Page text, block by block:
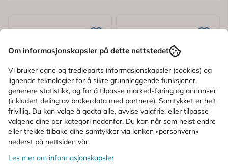
Om informasjonskapsler på dette nettstedet
Vi bruker egne og tredjeparts informasjonskapsler (cookies) og
lignende teknologier for å sikre grunnleggende funksjoner,
generere statistikk, og for å tilpasse markedsføring og annonser
(inkludert deling av brukerdata med partnere). Samtykket er helt
frivillig. Du kan velge å godta alle, avvise valgfrie, eller tilpasse
valgene dine per kategori nedenfor. Du kan når som helst endre
eller trekke tilbake dine samtykker via lenken «personvern»
nederst på nettsiden vår.
Les mer om informasjonskapsler